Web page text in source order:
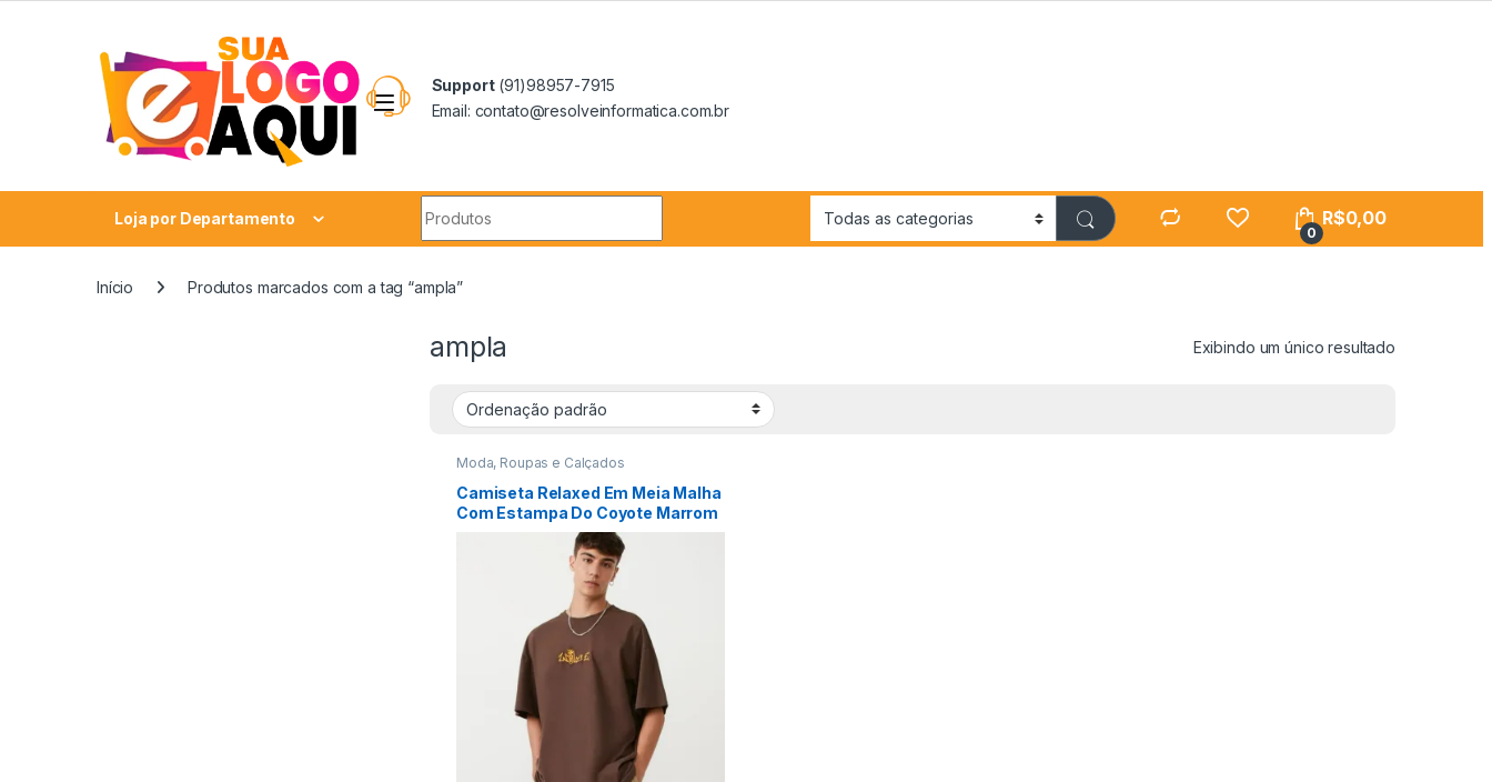
Support(91)98957-7915
Email: contato@resolveinformatica.com.br
Loja por Departamento
0
R$0,00
Início Produtos marcados com a tag “ampla”
ampla Exibindo um único resultado
Moda, Roupas e Calçados
Camiseta Relaxed Em Meia Malha
Com Estampa Do Coyote Marrom